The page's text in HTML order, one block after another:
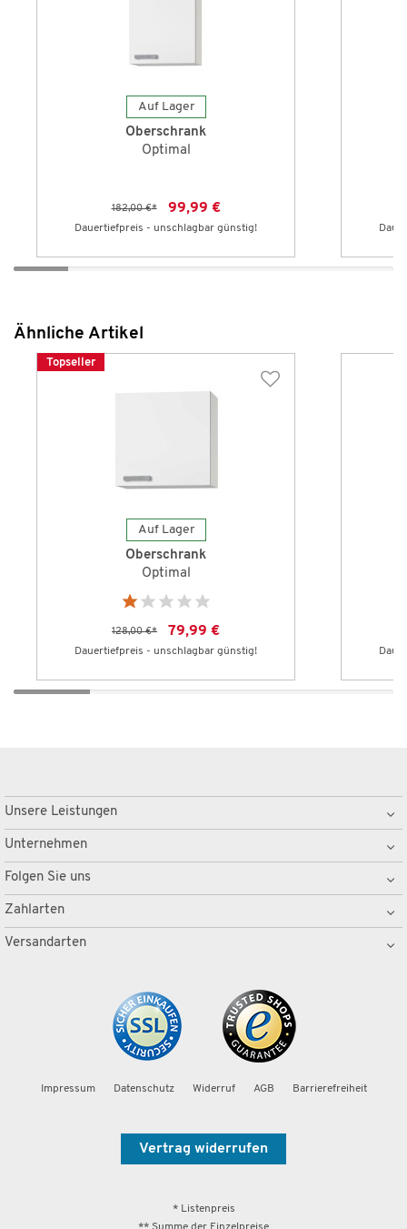
Auf Lager
Oberschrank
Optimal
182,00 €* 99,99 €
Dauertiefpreis - unschlagbar günstig!
Ähnliche Artikel
Topseller
Auf Lager
Oberschrank
Optimal
128,00 €* 79,99 €
Dauertiefpreis - unschlagbar günstig!
Unsere Leistungen
Unternehmen
Folgen Sie uns
Zahlarten
Versandarten
Impressum Datenschutz Widerruf AGB Barrierefreiheit
Vertrag widerrufen
* Listenpreis